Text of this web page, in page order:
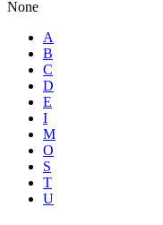
None
A
B
C
D
E
I
M
O
S
T
U